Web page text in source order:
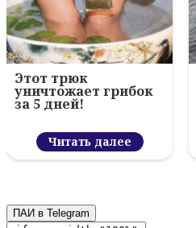
Этот трюк
уничтожает грибок
за 5 дней!
Читать далее
ПАИ в Telegram